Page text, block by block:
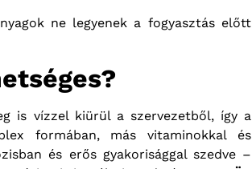
ne legyenek a fogyasztás előtt
is vízzel kiürül a szervezetből, így a
formában, más vitaminokkal és
és erős gyakorisággal szedve –